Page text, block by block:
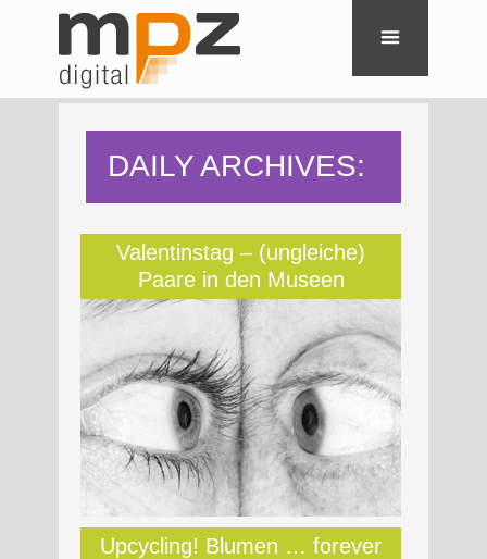
DAILY ARCHIVES:
14. FEBRUAR
2025
Valentinstag – (ungleiche)
Paare in den Museen
Upcycling! Blumen … forever